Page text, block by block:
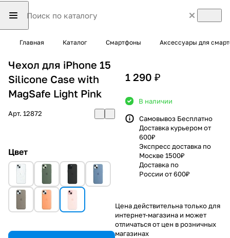
Главная Каталог Смартфоны Аксессуары для
Чехол для iPhone 15
Silicone Case with
MagSafe Light Pink
Арт. 12872
Цвет
1 290 ₽
В наличии
Самовывоз Бесплатно
Доставка курьером от
600₽
Экспресс доставка по
Москве 1500₽
Доставка по
России от 600₽
Цена действительна только для
интернет-магазина и может
отличаться от цен в розничных
магазинах